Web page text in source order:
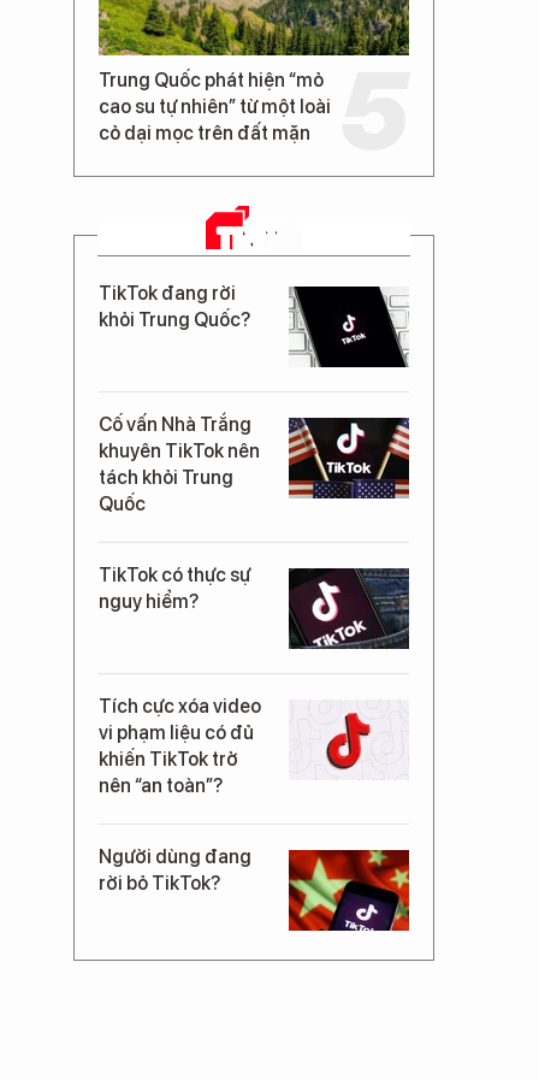
Trung Quốc phát hiện “mỏ
cao su tự nhiên” từ một loài
cỏ dại mọc trên đất mặn
TIN MỚI
TikTok đang rời
khỏi Trung Quốc?
Cố vấn Nhà Trắng
khuyên TikTok nên
tách khỏi Trung
Quốc
TikTok có thực sự
nguy hiểm?
Tích cực xóa video
vi phạm liệu có đủ
khiến TikTok trở
nên “an toàn”?
Người dùng đang
rời bỏ TikTok?